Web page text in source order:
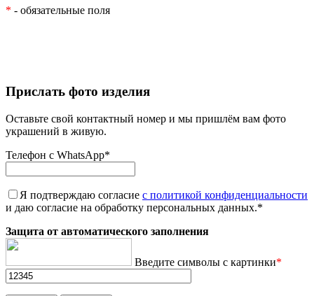
* - обязательные поля
Прислать фото изделия
Оставьте свой контактный номер и мы пришлём вам фото
украшений в живую.
Телефон с WhatsApp*
Я подтверждаю согласие с политикой конфиденциальности
и даю согласие на обработку персональных данных.*
Защита от автоматического заполнения
Введите символы с картинки*